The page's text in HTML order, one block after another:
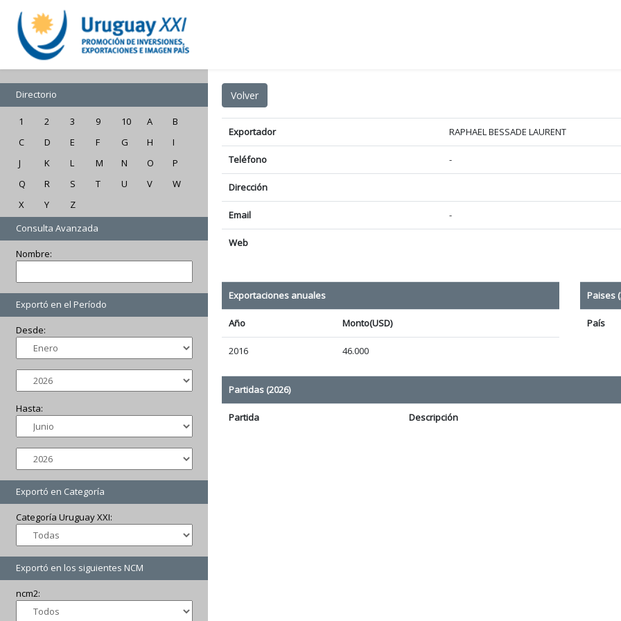
Directorio
1 2 3 9 10 A
B
C
D E F G H
I
J
K L M N O
P
Q
R S T U V
W
X
Y
Z
Consulta Avanzada
Nombre:
Exportó en el Período
Desde:
Hasta:
Exportó en Categoría
Categoría Uruguay XXI:
Exportó en los siguientes NCM
ncm2:
Exportador RAPHAEL BESSADE LAURENT
Teléfono -
Dirección
Email -
Web
Exportaciones anuales
Año Monto(USD)
2016 46.000
Paises
País
Partidas (2026)
Partida Descripción